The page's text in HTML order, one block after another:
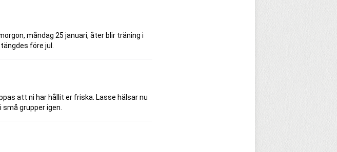
måndag 25 januari, åter blir träning i
före jul.
att ni har hållit er friska. Lasse hälsar nu
grupper igen.